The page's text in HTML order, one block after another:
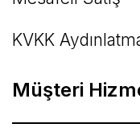
KVKK
Müşteri